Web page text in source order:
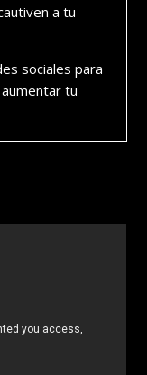
a tu
sociales para
tu